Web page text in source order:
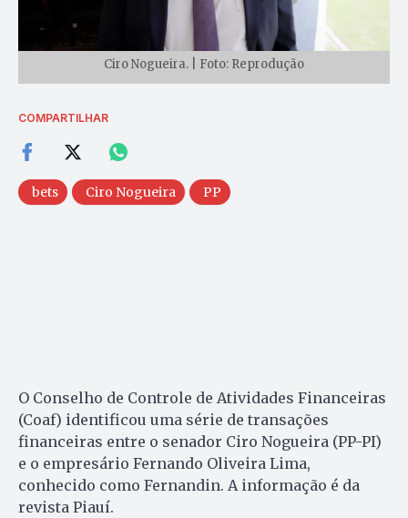
Ciro Nogueira. | Foto: Reprodução
COMPARTILHAR
bets Ciro Nogueira PP
O Conselho de Controle de Atividades Financeiras
(Coaf) identificou uma série de transações
financeiras entre o senador Ciro Nogueira (PP-PI)
e o empresário Fernando Oliveira Lima,
conhecido como Fernandin. A informação é da
revista Piauí.